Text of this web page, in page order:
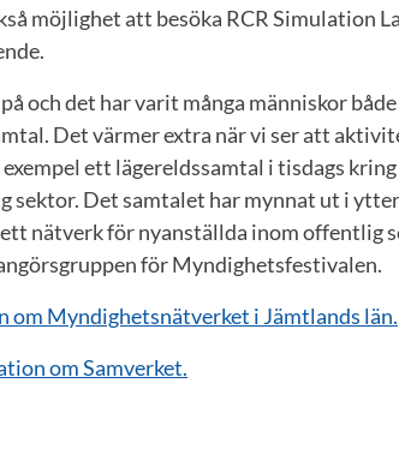
möjlighet att besöka RCR Simulation
och det har varit många människor
Det värmer extra när vi ser att
ett lägereldssamtal i tisdags
sektor. Det samtalet har mynnat ut i
nätverk för nyanställda inom offentlig
för Myndighetsfestivalen.
om Myndighetsnätverket i Jämtlands län.
om Samverket.